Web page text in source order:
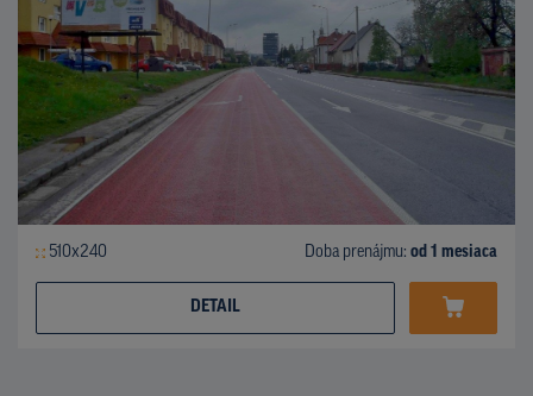
510x240 Doba prenájmu: od 1 mesiaca
DETAIL